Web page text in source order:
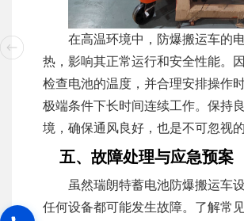
在高温环境中，防爆搬运车的
热，影响其正常运行和安全性能。
检查电池的温度，并合理安排操作
极端条件下长时间连续工作。保持
境，确保通风良好，也是不可忽视的
五、故障处理与应急预案
虽然瑞朗特蓄电池防爆搬运车
任何设备都可能发生故障。了解常